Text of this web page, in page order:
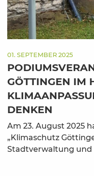
01. SEPTEMBER 2025
GÖTTINGEN IM
DENKEN
Am 23. August 2025
„Klimaschutz
Stadtverwaltung und